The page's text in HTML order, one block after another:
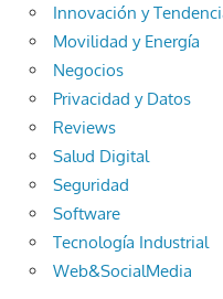
Innovación y
Movilidad y Energía
Negocios
Privacidad y Datos
Reviews
Salud Digital
Seguridad
Software
Tecnología Industrial
Web&SocialMedia